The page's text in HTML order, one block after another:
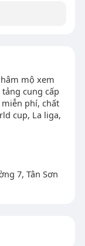
mộ xem
cung cấp
phí, chất
cup, La liga,
7, Tân Sơn